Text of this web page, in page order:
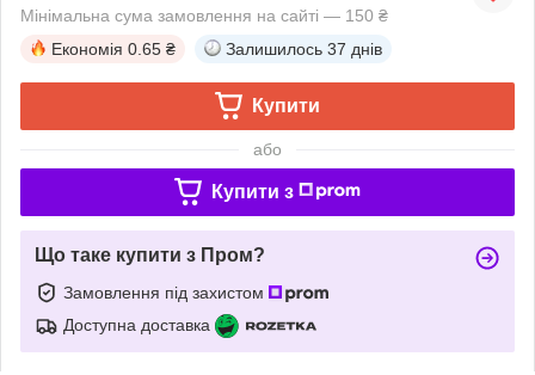
Мінімальна сума замовлення на сайті — 150 ₴
Економія 0.65 ₴ Залишилось 37 днів
Купити
або
Купити з
Що таке купити з Пром?
Замовлення під захистом
Доступна доставка